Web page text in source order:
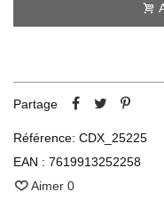
Partage
Référence: CDX_25225
EAN : 7619913252258
Aimer 0